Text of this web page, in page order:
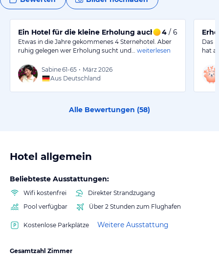
Ein Hotel für die kleine Erholung auch für Tierfreunde.
4 / 6
Etwas in die Jahre gekommenes 4 Sternehotel. Aber
ruhig gelegen wer Erholung sucht und…
weiterlesen
Sabine61-65 • März 2026
Aus Deutschland
Das
hat
Alle Bewertungen (58)
Hotel allgemein
Beliebteste Ausstattungen:
Wifi kostenfrei
Direkter Strandzugang
Pool verfügbar
Über 2 Stunden zum Flughafen
Kostenlose Parkplätze Weitere Ausstattung
Gesamtzahl Zimmer